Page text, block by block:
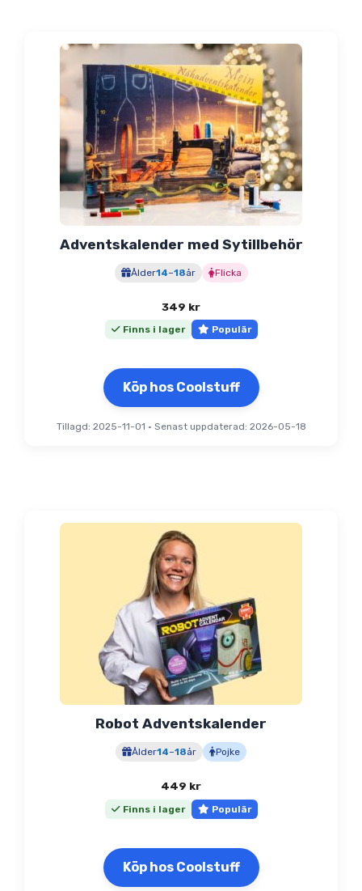
Adventskalender med Sytillbehör
Ålder14–18år Flicka
349 kr
Finns i lager Populär
Köp hos Coolstuff
Tillagd: 2025-11-01 • Senast uppdaterad: 2026-05-18
Robot Adventskalender
Ålder14–18år Pojke
449 kr
Finns i lager Populär
Köp hos Coolstuff